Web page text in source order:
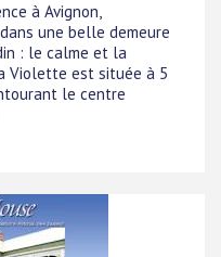
à Avignon,
une belle demeure
: le calme et la
Violette est située à 5
le centre